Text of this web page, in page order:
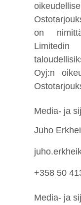
on
Limitedin
Oyj:n
Media- ja
Juho
+358 50
Media- ja